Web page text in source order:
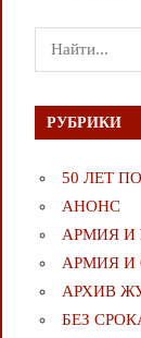
Поиск
для:
РУБРИКИ
50 ЛЕТ
АНОНС
АРМИЯ И
АРМИЯ И
АРХИВ
БЕЗ